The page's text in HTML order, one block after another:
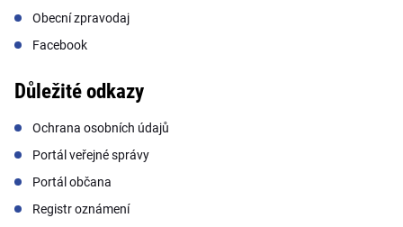
Obecní zpravodaj
Facebook
Důležité odkazy
Ochrana osobních údajů
Portál veřejné správy
Portál občana
Registr oznámení